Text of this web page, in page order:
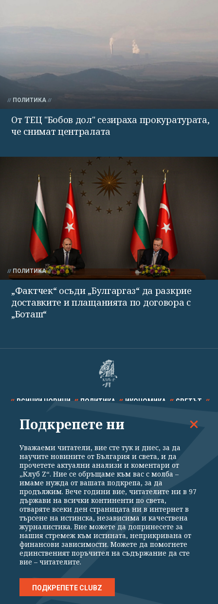
ПОЛИТИКА
От ТЕЦ "Бобов дол" сезираха прокуратурата,
че снимат централата
ПОЛИТИКА
„Фактчек“ осъди „Булгаргаз“ да разкрие
доставките и плащанията по договора с
„Боташ“
ВСИЧКИ НОВИНИ ПОЛИТИКА ИКОНОМИКА СВЕТЪТ
СПОРТ КУЛТУРА ТЕХНОЛОГИИ КАЛЕЙДОСКОП
Общи условия
Политика за поверителност
Реклама
Партньори Контакти
За Клуб Z
Екип
Подкрепете ни
Издател на www.clubz.bg е „Клуб Зебра Медия“ ЕООД, София, ул. "Алеко
Константинов" 3. Всички права запазени 2026 „Клуб Зебра Медия“
Препечатването на материали, снимки и видео от www.clubz.bg без
разрешение ще бъде преследвано по съдебен път, съгласно
ОБЩИТЕ УСЛОВИЯ
Подкрепете ни
Уважаеми читатели, вие сте тук и днес, за да
научите новините от България и света, и да
прочетете актуални анализи и коментари от
„Клуб Z“. Ние се обръщаме към вас с молба –
имаме нужда от вашата подкрепа, за да
продължим. Вече години вие, читателите ни в 97
държави на всички континенти по света,
отваряте всеки ден страницата ни в интернет в
търсене на истинска, независима и качествена
журналистика. Вие можете да допринесете за
нашия стремеж към истината, неприкривана от
финансови зависимости. Можете да помогнете
единственият поръчител на съдържание да сте
вие – читателите.
ПОДКРЕПЕТЕ CLUBZ